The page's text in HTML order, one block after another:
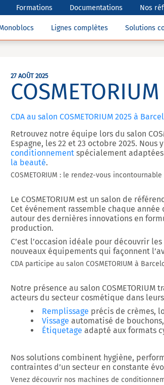
Formations Documentations Nos
Lignes complètes Solutions
27 AOÛT 2025
CDA au salon COSMETORIUM 2025 à
Retrouvez notre équipe lors du salon
Espagne, les 22 et 23 octobre 2025. Nous
conditionnement spécialement
la beauté.
COSMETORIUM : le rendez-vous
Le COSMETORIUM est un salon de
Cet événement rassemble chaque
autour des dernières innovations en
production.
C’est l’occasion idéale pour découvrir
nouveaux équipements qui façonnent
CDA participe au salon COSMETORIUM à
Notre présence au salon
acteurs du secteur cosmétique dans
Remplissage précis de crèmes,
Vissage automatisé de
Étiquetage adapté aux formats
Nos solutions combinent hygiène,
contraintes d’un secteur en constante
Venez découvrir nos machines de